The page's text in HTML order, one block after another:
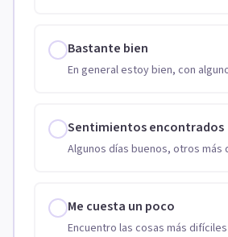
Bastante bien
En general estoy bien, con
Sentimientos encontrados
Algunos días buenos, otros más
Me cuesta un poco
Encuentro las cosas más